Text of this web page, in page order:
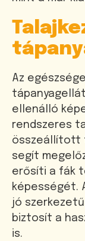
Az
ellenálló
rendszeres
összeállított
segít
erősíti a fák
képességét.
jó
biztosít a
is.